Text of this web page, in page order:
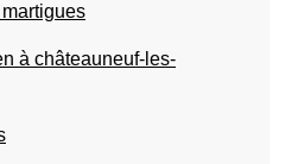
à châteauneuf-les-